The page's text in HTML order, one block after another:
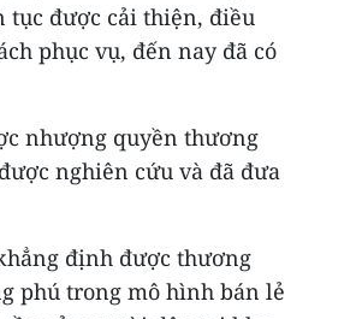
tục được cải thiện, điều
phục vụ, đến nay đã có
nhượng quyền thương
nghiên cứu và đã đưa
định được thương
phú trong mô hình bán lẻ